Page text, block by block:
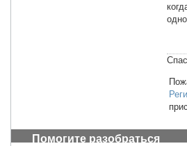
Помогите разобраться